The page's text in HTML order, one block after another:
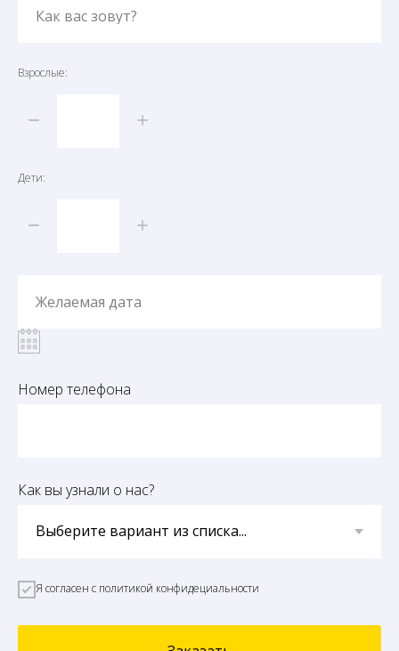
Как вас зовут?
Взрослые:
Дети:
Желаемая дата
Номер телефона
Как вы узнали о нас?
Я согласен с политикой конфидециальности